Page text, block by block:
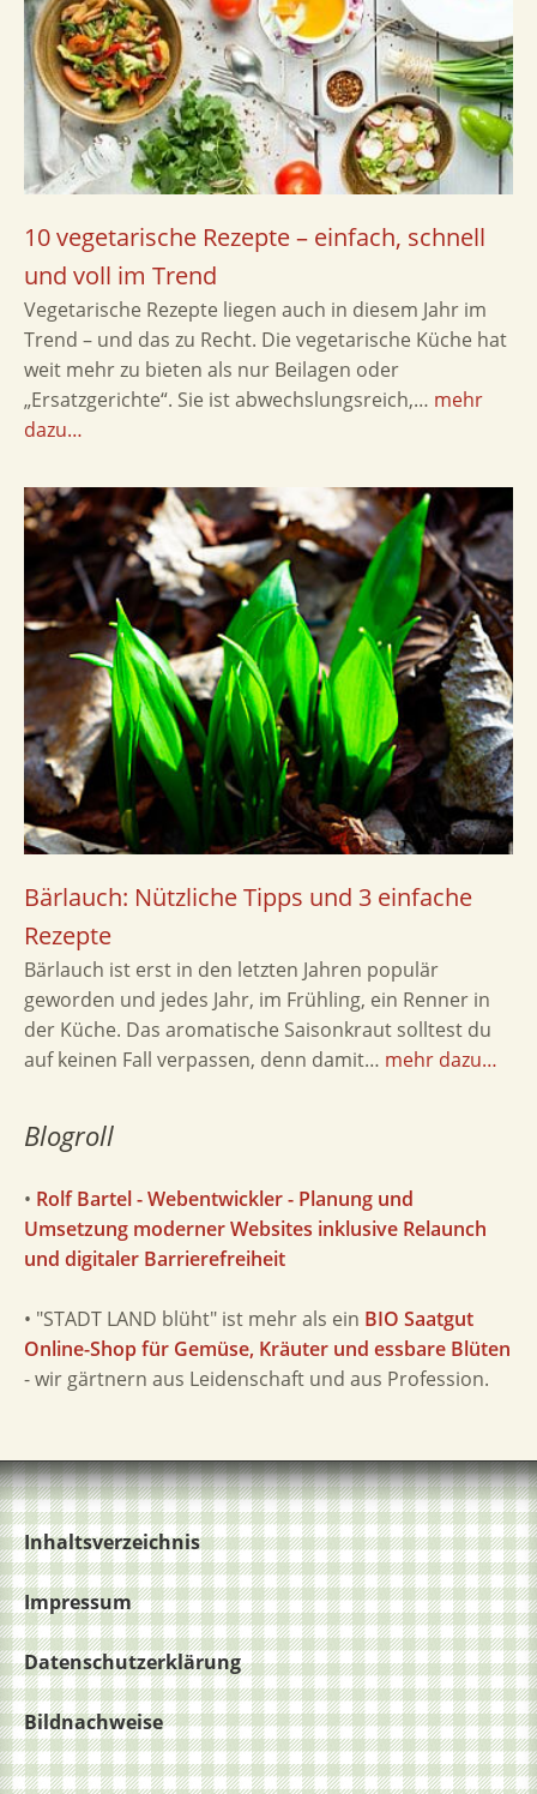
10 vegetarische Rezepte – einfach, schnell
und voll im Trend
Vegetarische Rezepte liegen auch in diesem Jahr im
Trend – und das zu Recht. Die vegetarische Küche hat
weit mehr zu bieten als nur Beilagen oder
„Ersatzgerichte“. Sie ist abwechslungsreich,… mehr
dazu…
Bärlauch: Nützliche Tipps und 3 einfache
Rezepte
Bärlauch ist erst in den letzten Jahren populär
geworden und jedes Jahr, im Frühling, ein Renner in
der Küche. Das aromatische Saisonkraut solltest du
auf keinen Fall verpassen, denn damit… mehr dazu…
Blogroll
• Rolf Bartel - Webentwickler - Planung und
Umsetzung moderner Websites inklusive Relaunch
und digitaler Barrierefreiheit
• "STADT LAND blüht" ist mehr als ein BIO Saatgut
Online-Shop für Gemüse, Kräuter und essbare Blüten
- wir gärtnern aus Leidenschaft und aus Profession.
Inhaltsverzeichnis
Impressum
Datenschutzerklärung
Bildnachweise